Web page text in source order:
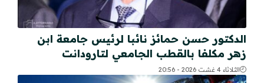
الدكتور حسن حمائز نائبا لرئيس جامعة ابن
زهر مكلفا بالقطب الجامعي لتارودانت
الثلاثاء 4 غشت 2026 - 20:56